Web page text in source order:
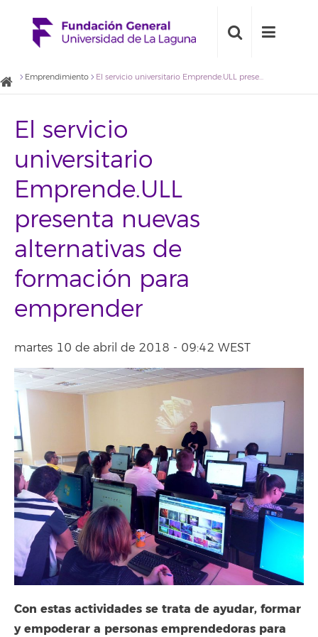
Emprendimiento El servicio universitario Emprende.ULL presenta nuevas alternativas de formación para emprender
El servicio
universitario
Emprende.ULL
presenta nuevas
alternativas de
formación para
emprender
martes 10 de abril de 2018 - 09:42 WEST
Con estas actividades se trata de ayudar, formar
y empoderar a personas emprendedoras para